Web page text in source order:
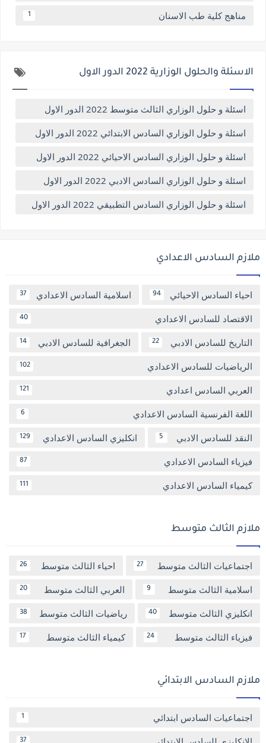
مناهج كلية طب الاسنان 1
الاسئلة والحلول الوزارية 2022 الدور الاول
اسئلة و حلول الوزاري الثالث متوسط 2022 الدور الاول
اسئلة و حلول الوزاري السادس الابتدائي 2022 الدور الاول
اسئلة و حلول الوزاري السادس الاحيائي 2022 الدور الاول
اسئلة و حلول الوزاري السادس الادبي 2022 الدور الاول
اسئلة و حلول الوزاري السادس التطبيقي 2022 الدور الاول
ملازم السادس الاعدادي
احياء السادس الاحيائي 94 اسلامية السادس الاعدادي 37
الاقتصاد للسادس الاعدادي 40
التاريخ للسادس الادبي 22 الجغرافية للسادس الادبي 14
الرياضيات للسادس الاعدادي 102
العربي السادس اعدادي 121
اللغة الفرنسية السادس الاعدادي 6
النقد للسادس الادبي 5 انكليزي السادس الاعدادي 129
فيزياء السادس الاعدادي 87
كيمياء السادس الاعدادي 111
ملازم الثالث متوسط
اجتماعيات الثالث متوسط 27 احياء الثالث متوسط 26
اسلامية الثالث متوسط 9 العربي الثالث متوسط 20
انكليزي الثالث متوسط 40 رياضيات الثالث متوسط 38
فيزياء الثالث متوسط 24 كيمياء الثالث متوسط 17
ملازم السادس الابتدائي
اجتماعيات السادس ابتدائي 1
37